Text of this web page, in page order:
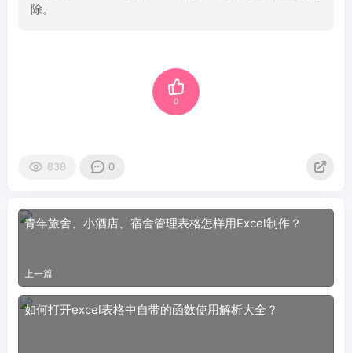
除。
0
838 0
青年旅舍、小酒店、宿舍管理表格怎样用Excel制作？
上一篇
如何打开excel表格中自带的函数使用解析大全？